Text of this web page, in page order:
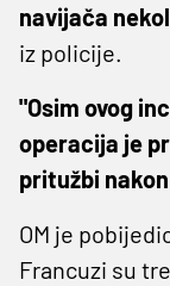
navijača
iz policije.
"Osim ovog
operacija je
pritužbi
OM je
Francuzi su